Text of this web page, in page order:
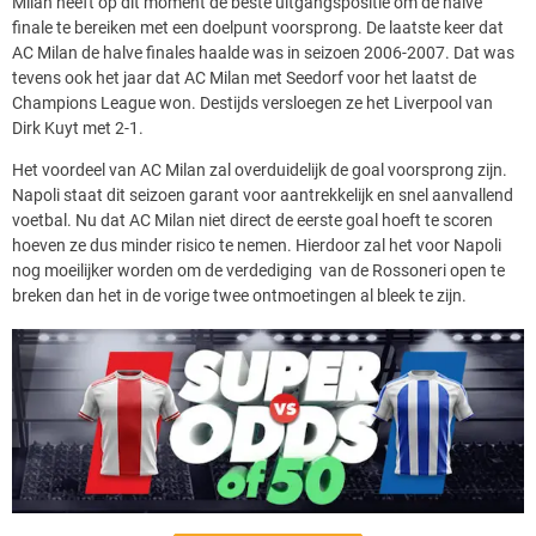
finale te bereiken met een doelpunt voorsprong. De laatste keer dat
AC Milan de halve finales haalde was in seizoen 2006-2007. Dat was
tevens ook het jaar dat AC Milan met Seedorf voor het laatst de
Champions League won. Destijds versloegen ze het Liverpool van
Dirk Kuyt met 2-1.
Het voordeel van AC Milan zal overduidelijk de goal voorsprong zijn.
Napoli staat dit seizoen garant voor aantrekkelijk en snel aanvallend
voetbal. Nu dat AC Milan niet direct de eerste goal hoeft te scoren
hoeven ze dus minder risico te nemen. Hierdoor zal het voor Napoli
nog moeilijker worden om de verdediging van de Rossoneri open te
breken dan het in de vorige twee ontmoetingen al bleek te zijn.